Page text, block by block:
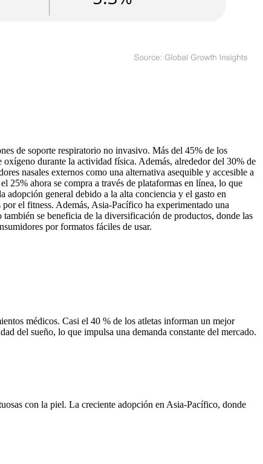
de soporte respiratorio no invasivo. Más del 45% de los
durante la actividad física. Además, alrededor del 30% de
nasales externos como una alternativa asequible y accesible a
25% ahora se compra a través de plataformas en línea, lo que
general debido a la alta conciencia y el gasto en
el fitness. Además, Asia-Pacífico ha experimentado una
se beneficia de la diversificación de productos, donde las
por formatos fáciles de usar.
médicos. Casi el 40 % de los atletas informan un mejor
del sueño, lo que impulsa una demanda constante del mercado.
con la piel. La creciente adopción en Asia-Pacífico, donde